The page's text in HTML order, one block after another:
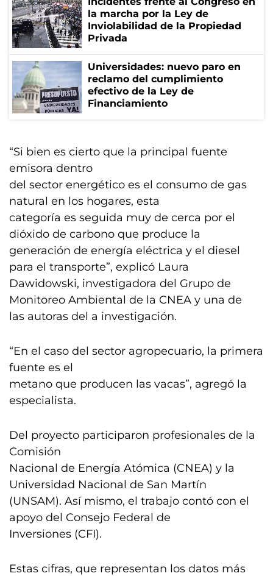
la marcha por la Ley de
Inviolabilidad de la Propiedad
Privada
Universidades: nuevo paro en
reclamo del cumplimiento
efectivo de la Ley de
Financiamiento
“Si bien es cierto que la principal fuente
emisora dentro
del sector energético es el consumo de gas
natural en los hogares, esta
categoría es seguida muy de cerca por el
dióxido de carbono que produce la
generación de energía eléctrica y el diesel
para el transporte”, explicó Laura
Dawidowski, investigadora del Grupo de
Monitoreo Ambiental de la CNEA y una de
las autoras del a investigación.
“En el caso del sector agropecuario, la primera
fuente es el
metano que producen las vacas”, agregó la
especialista.
Del proyecto participaron profesionales de la
Comisión
Nacional de Energía Atómica (CNEA) y la
Universidad Nacional de San Martín
(UNSAM). Así mismo, el trabajo contó con el
apoyo del Consejo Federal de
Inversiones (CFI).
Estas cifras, que representan los datos más